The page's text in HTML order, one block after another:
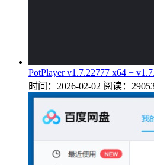
PotPlayer v1.7.22777 x64 +
时间：2026-02-02 阅读：